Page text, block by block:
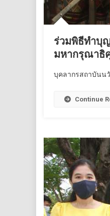
ร่วมพิธีทำบุ
มหากรุณาธิ
บุคลากรสถาบันนวั
Continue